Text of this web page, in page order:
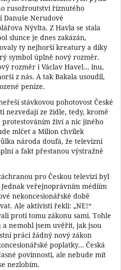
rusožroutství říznutého
Nerudové
Nývlta. Z Havla se stala
slunce je dnes zakázán,
ty nejhorší kreatury a díky
symbol úplně nový rozměr.
rozměr i Václav Havel… inu,
z nás. A tak Bakala usoudil,
peníze.
stávkovou pohotovost České
nezvedají ze židle, tedy, kromě
živí a nic jiného
mlčet a Milion chvilek
národa doufá, že televizní
a fakt přestanou výstražně
pro Českou televizi byl
veřejnoprávním médiím
nekoncesionářské době
Ale aktivisti řekli: „NE!“
proti tomu zákonu sami. Tohle
nemohl jsem uvěřit, jak jsou
práci žádný nový zákon
poplatky… Česká
povinnosti, ale nebude mít
nezlobím.